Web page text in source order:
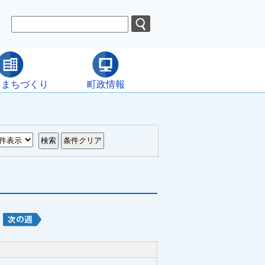
ちづくり 町政情報